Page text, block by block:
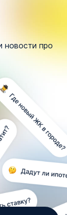
новости про